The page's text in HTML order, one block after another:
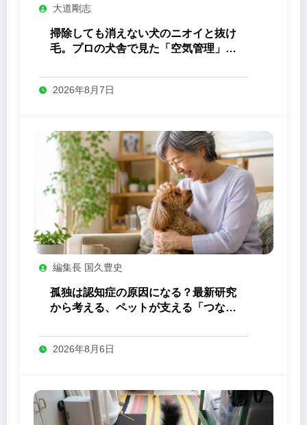
大道剛志
掃除しても消えない犬のニオイと抜け
毛。プロの犬舎で見た「空気管理」の
2026年8月7日
編集長 国久豊史
孤独は認知症の原因になる？最新研究
から考える、ペットが支える「つなが
2026年8月6日